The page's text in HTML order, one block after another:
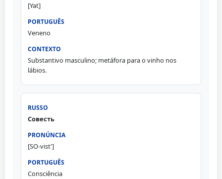
[Yat]
Veneno
Substantivo masculino; metáfora para o vinho nos
lábios.
Совесть
[SO-vist']
Consciência